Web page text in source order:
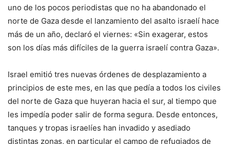
uno de los pocos periodistas que no ha abandonado el
norte de Gaza desde el lanzamiento del asalto israelí hace
más de un año, declaró el viernes: «Sin exagerar, estos
son los días más difíciles de la guerra israelí contra Gaza».
Israel emitió tres nuevas órdenes de desplazamiento a
principios de este mes, en las que pedía a todos los civiles
del norte de Gaza que huyeran hacia el sur, al tiempo que
les impedía poder salir de forma segura. Desde entonces,
tanques y tropas israelíes han invadido y asediado
distintas zonas, en particular el campo de refugiados de